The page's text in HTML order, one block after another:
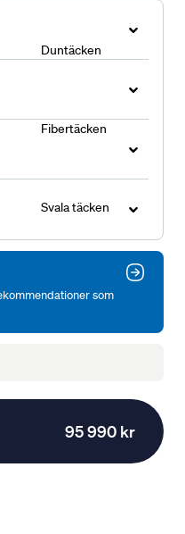
Duntäcken
Fibertäcken
Svala täcken
som
95 990 kr